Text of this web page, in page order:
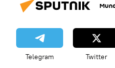
Telegram Twitter